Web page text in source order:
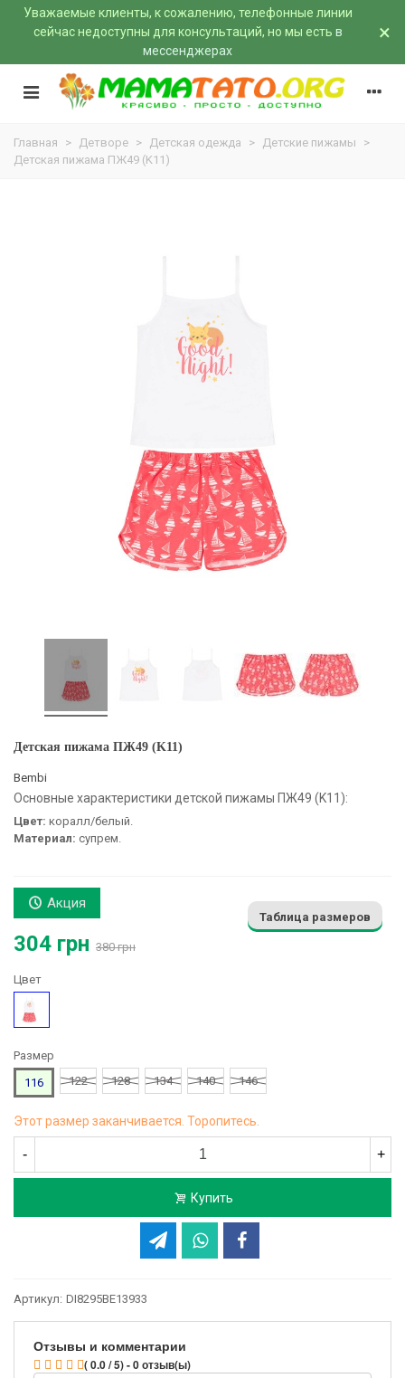
Уважаемые клиенты, к сожалению, телефонные линии
сейчас недоступны для консультаций, но мы есть в
мессенджерах
×
Главная > Детворе > Детская одежда > Детские пижамы
>
Детская пижама ПЖ49 (K11)
Детская пижама ПЖ49 (K11)
Bembi
Основные характеристики детской пижамы ПЖ49 (K11):
Цвет: коралл/белый.
Материал: супрем.
Акция
304 грн 380 грн
Таблица размеров
Цвет
Коралл
Размер
116
122 128 134 140 146
Этот размер заканчивается. Торопитесь.
- +
Купить
Артикул: DI8295BE13933
Отзывы и комментарии
( 0.0 / 5) - 0 отзыв(ы)